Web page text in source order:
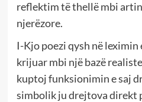
reflektim të thellë mbi
njerëzore.
I-Kjo poezi qysh në leximin
krijuar mbi një bazë
kuptoj funksionimin e saj
simbolik ju drejtova direkt